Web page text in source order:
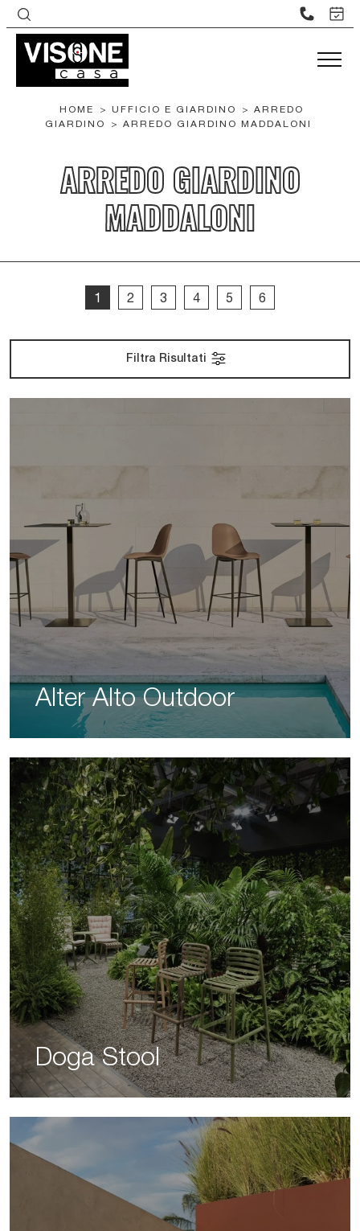
HOME > UFFICIO E GIARDINO > ARREDO
GIARDINO
> ARREDO GIARDINO MADDALONI
ARREDO GIARDINO
MADDALONI
1 2 3 4 5 6
Filtra Risultati
Alter Alto Outdoor
Doga Stool